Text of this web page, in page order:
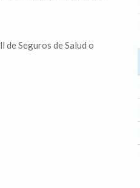
de Seguros de Salud o